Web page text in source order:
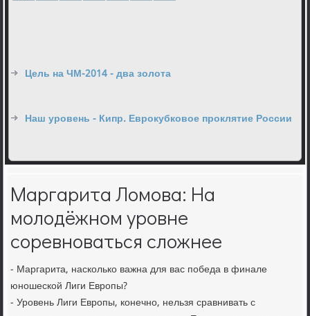
Цель на ЧМ-2014 - два золота
Наш уровень - Кипр. Еврокубковое проклятие России
Маргарита Ломова: На
молодёжном уровне
соревноваться сложнее
- Маргарита, насколько важна для вас победа в финале
юношеской Лиги Европы?
- Уровень Лиги Европы, конечно, нельзя сравнивать с